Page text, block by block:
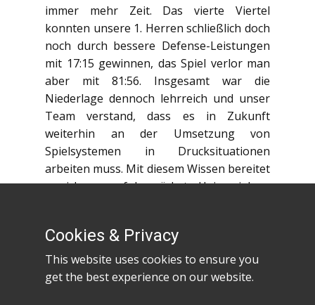
immer mehr Zeit. Das vierte Viertel
konnten unsere 1. Herren schließlich doch
noch durch bessere Defense-Leistungen
mit 17:15 gewinnen, das Spiel verlor man
aber mit 81:56. Insgesamt war die
Niederlage dennoch lehrreich und unser
Team verstand, dass es in Zukunft
weiterhin an der Umsetzung von
Spielsystemen in Drucksituationen
arbeiten muss. Mit diesem Wissen bereitet
es sich nun auf das nächste Heimspiel am
jeden anfeuernden Zuschauer.
Cookies & Privacy
This website uses cookies to ensure you
get the best experience on our website.